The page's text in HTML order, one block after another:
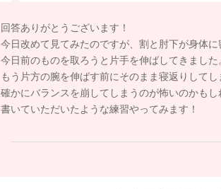
娘さんの肘があまり開くことなく、体に添わせる
体を支えることに必死で、なかなか手を前に出
感覚になって怖いのかなとも思いました。
うつ伏せの時に体重を支えている、肘から先の
押し付けてあげてみるのもいいかもしれません。
回答ありがとうございます！
今日改めて見てみたのですが、割と肘下が身体に
今日前のものを取ろうと片手を伸ばしてきました
もう片方の腕を伸ばす前にそのまま寝返りしてし
確かにバランスを崩してしまうのが怖いのかもし
書いていただいたような練習やってみます！